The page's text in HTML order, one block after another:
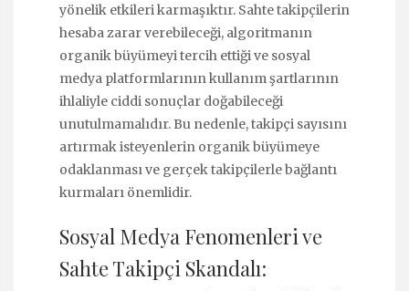
yönelik etkileri karmaşıktır. Sahte takipçilerin
hesaba zarar verebileceği, algoritmanın
organik büyümeyi tercih ettiği ve sosyal
medya platformlarının kullanım şartlarının
ihlaliyle ciddi sonuçlar doğabileceği
unutulmamalıdır. Bu nedenle, takipçi sayısını
artırmak isteyenlerin organik büyümeye
odaklanması ve gerçek takipçilerle bağlantı
kurmaları önemlidir.
Sosyal Medya Fenomenleri ve
Sahte Takipçi Skandalı: